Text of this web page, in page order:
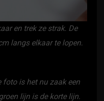
en trek ze strak. De
langs elkaar te lopen.